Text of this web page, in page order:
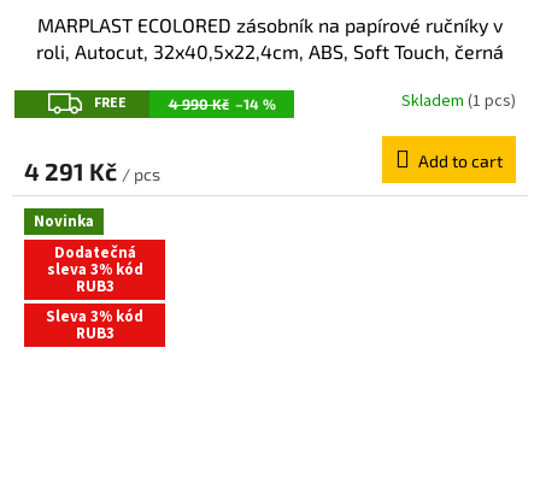
F
E
E
FREE 4 990 Kč –14 %
MARPLAST ECOLORED zásobník na papírové ručníky v
roli, Autocut, 32x40,5x22,4cm, ABS, Soft Touch, černá
Skladem (1 pcs)
4 291 Kč / pcs
Add to cart
Novinka
Dodatečná
sleva 3% kód
RUB3
Sleva 3% kód
RUB3